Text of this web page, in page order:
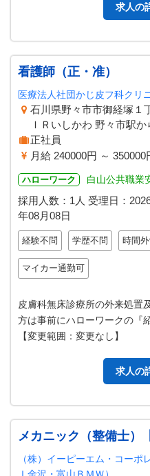
求人の
看護師（正・准）
医療法人社団かじ皮フ科クリ
石川県野々市市御経塚１
ＩＲいしかわ 野々市駅か
正社員
月給 240000円 ～ 350000
ハローワーク 白山公共職業
採用人数：1人 受理日：
年08月08日
経験不問 学歴不問 時間
マイカー通勤可
皮膚科無床診療所の外来処置
方は事前にハローワークの『
【変更範囲：変更なし】
求人の
メカニック（整備士）
（株）イーピーエム・コーポ